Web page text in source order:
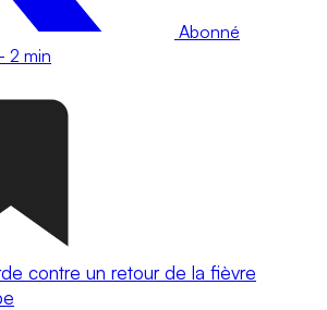
Abonné
- 2 min
contre un retour de la fièvre